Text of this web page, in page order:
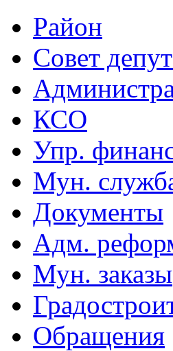
Район
Совет
КСО
Упр.
Мун.
Документы
Адм.
Мун. заказы
Обращения